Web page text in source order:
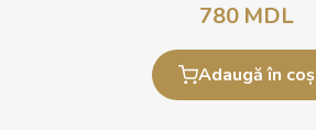
780MDL
Adaugă în coș